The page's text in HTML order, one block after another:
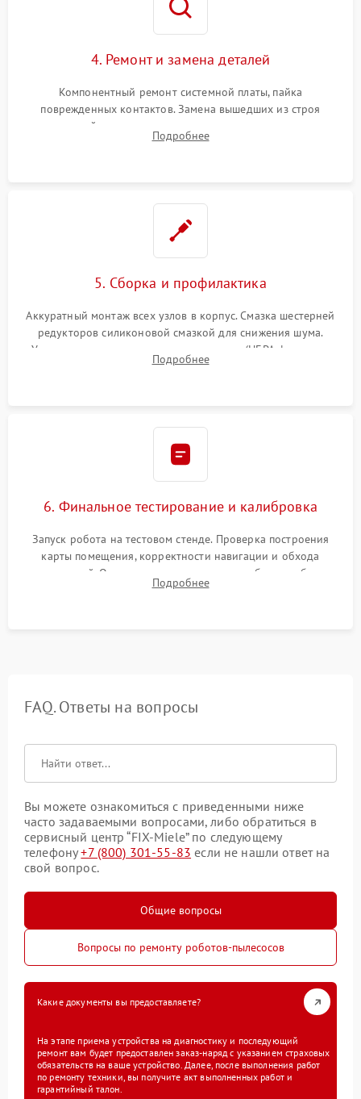
4. Ремонт и замена деталей
Компонентный ремонт системной платы, пайка
поврежденных контактов. Замена вышедших из строя
двигателей, изношенного аккумулятора, неисправного
лидара или помпы подачи воды. Восстановление шлейфов и
Подробнее
5. Сборка и профилактика
Аккуратный монтаж всех узлов в корпус. Смазка шестерней
редукторов силиконовой смазкой для снижения шума.
Установка новых расходных материалов (HEPA-фильтров,
микрофибры, щеток). Надежная фиксация разъемов и
Подробнее
6. Финальное тестирование и калибровка
Запуск робота на тестовом стенде. Проверка построения
карты помещения, корректности навигации и обхода
препятствий. Оценка силы всасывания и работы турбины.
Тестирование автоматического возврата на док-станцию и
Подробнее
FAQ. Ответы на вопросы
Вы можете ознакомиться с приведенными ниже
часто задаваемыми вопросами, либо обратиться в
сервисный центр “FIX-Miele” по следующему
телефону+7 (800) 301-55-83 если не нашли ответ на
свой вопрос.
Общие вопросы
Вопросы по ремонту роботов-пылесосов
Какие документы вы предоставляете?
На этапе приема устройства на диагностику и последующий
ремонт вам будет предоставлен заказ-наряд с указанием страховых
обязательств на ваше устройство. Далее, после выполнения работ
по ремонту техники, вы получите акт выполненных работ и
гарантийный талон.